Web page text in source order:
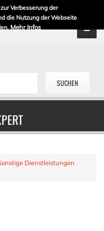
Verbesserung der
die Nutzung der Webseite
Mehr Infos
Dienstleistungen